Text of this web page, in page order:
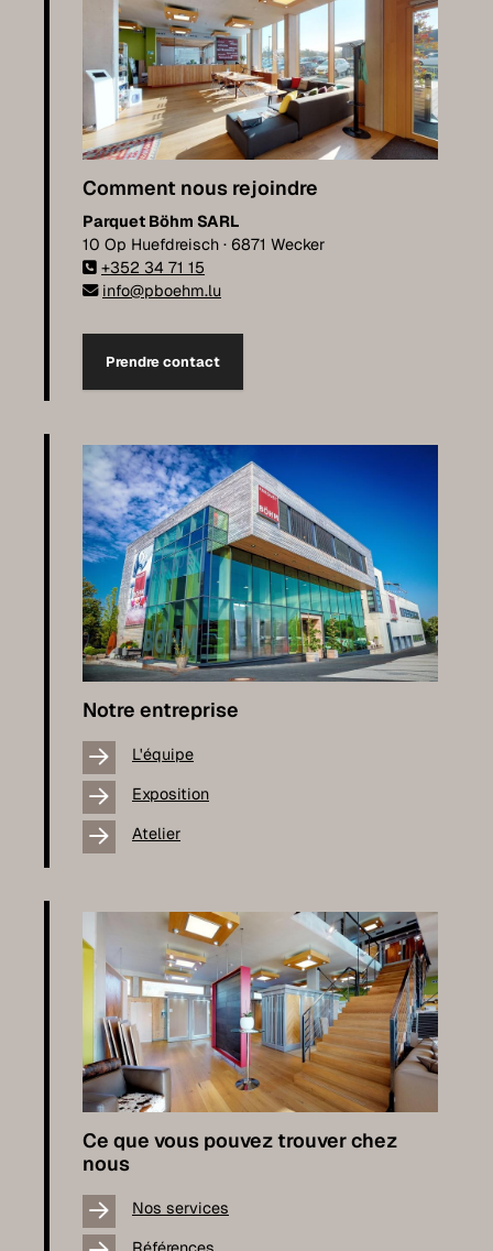
Comment nous rejoindre
Parquet Böhm SARL
10 Op Huefdreisch · 6871 Wecker
+352 34 71 15
info@pboehm.lu
Prendre contact
Notre entreprise
L'équipe
Exposition
Atelier
Ce que vous pouvez trouver chez
nous
Nos services